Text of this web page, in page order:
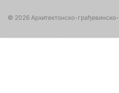
© 2026 Архитектонско-